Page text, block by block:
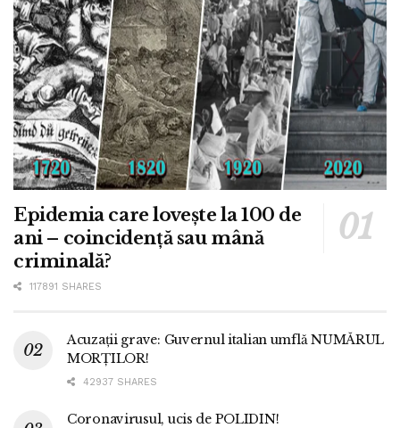
Epidemia care lovește la 100 de
ani – coincidență sau mână
criminală?
117891 SHARES
Acuzații grave: Guvernul italian umflă NUMĂRUL
MORȚILOR!
42937 SHARES
Coronavirusul, ucis de POLIDIN!